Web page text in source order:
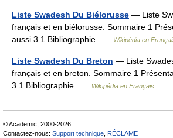
Liste Swadesh Du Biélorusse — Liste
français et en biélorusse. Sommaire 1
aussi 3.1 Bibliographie …
Wikipédia en
Liste Swadesh Du Breton — Liste
français et en breton. Sommaire 1
3.1 Bibliographie …
Wikipédia en Français
© Academic, 2000-2026
Contactez-nous: Support technique RÉCLAME